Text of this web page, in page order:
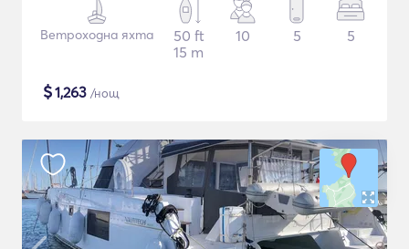
Ветроходна яхта
50 ft
15 m
10 5 5
$1,263 /нощ